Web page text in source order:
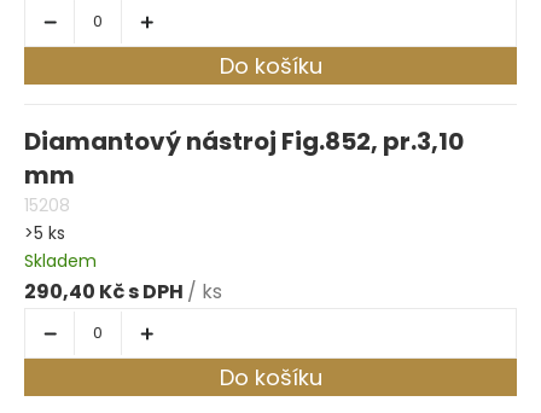
Do košíku
Diamantový nástroj Fig.852, pr.3,10
mm
15208
>5 ks
Skladem
290,40 Kč / ks
Do košíku